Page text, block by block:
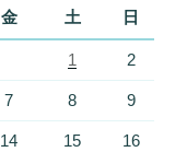
金 土 日
1 2
7 8 9
14 15 16